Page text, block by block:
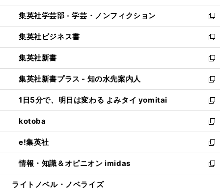
開
く
ウ
で
開
く
ン
ド
ウ
で
開
く
ウ
ィ
ン
ド
ウ
で
開
く
集英社学芸部 - 学芸・ノンフィクション
新
し
い
ウ
ィ
ン
ド
ウ
で
開
く
集英社ビジネス書
新
し
い
ウ
ィ
ン
ド
ウ
で
開
く
集英社新書
新
し
い
ウ
ィ
ン
ド
ウ
で
開
く
集英社新書プラス - 知の水先案内人
新
し
い
ウ
ィ
ン
ド
ウ
で
開
1日5分で、明日は変わる よみタイ yomitai
新
し
い
ウ
ィ
ン
ド
ウ
kotoba
新
し
い
ウ
ィ
ン
e!集英社
新
し
い
ウ
情報・知識＆オピニオン imidas
新
し
ライトノベル・ノベライズ